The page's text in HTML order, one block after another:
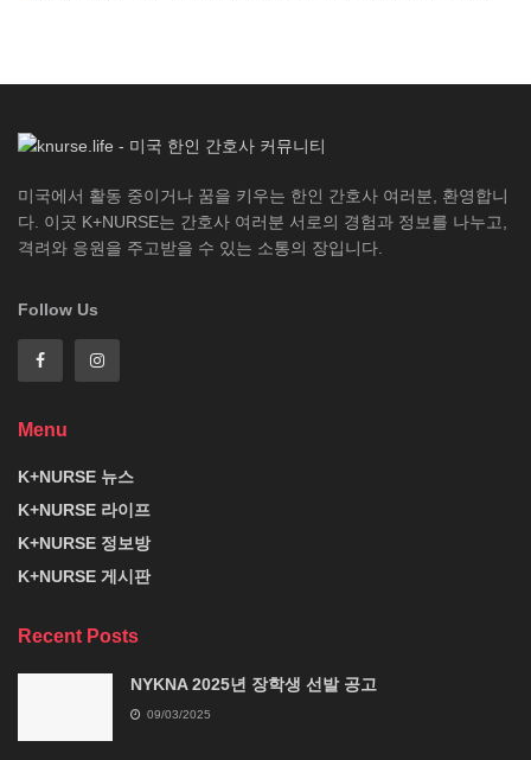
미국에서 활동 중이거나 꿈을 키우는 한인 간호사 여러분, 환영합니
다. 이곳 K+NURSE는 간호사 여러분 서로의 경험과 정보를 나누고,
격려와 응원을 주고받을 수 있는 소통의 장입니다.
Follow Us
Menu
K+NURSE 뉴스
K+NURSE 라이프
K+NURSE 정보방
K+NURSE 게시판
Recent Posts
NYKNA 2025년 장학생 선발 공고
09/03/2025